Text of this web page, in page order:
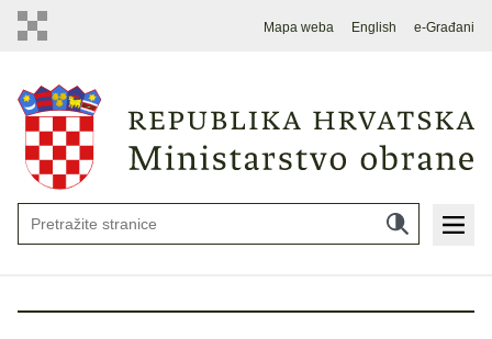
Mapa weba English e-Građani